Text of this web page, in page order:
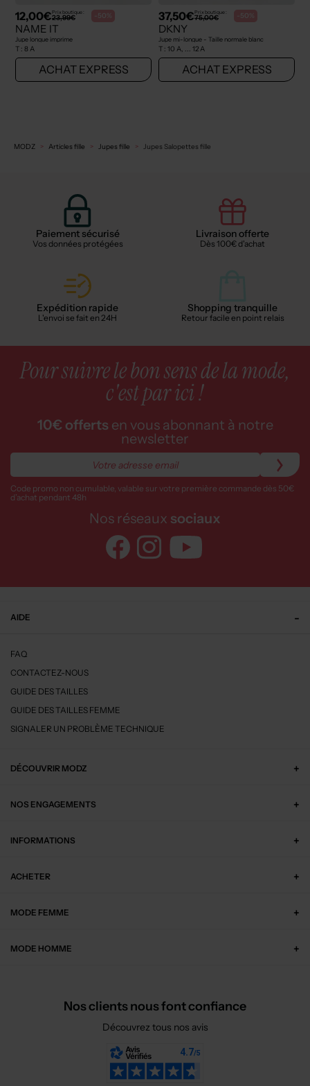
12,00€Prix boutique :
23,99€ -50%
NAME IT
Jupe longue imprime
T : 8 A
ACHAT EXPRESS
37,50€Prix boutique :
75,00€ -50%
DKNY
Jupe mi-longue - Taille normale blanc
T : 10 A, ... 12 A
ACHAT EXPRESS
MODZ Articles fille Jupes fille Jupes Salopettes fille
Paiement sécurisé
Vos données protégées
Livraison offerte
Dès 100€ d'achat
Expédition rapide
L'envoi se fait en 24H
Shopping tranquille
Retour facile en point relais
Pour suivre le bon sens de la mode,
c'est par ici !
10€ offerts en vous abonnant à notre
newsletter
Code promo non cumulable, valable sur votre première commande dès 50€
d’achat pendant 48h
Nos réseaux sociaux
AIDE
FAQ
CONTACTEZ-NOUS
GUIDE DES TAILLES
GUIDE DES TAILLES FEMME
SIGNALER UN PROBLÈME TECHNIQUE
DÉCOUVRIR MODZ
NOS ENGAGEMENTS
INFORMATIONS
ACHETER
MODE FEMME
MODE HOMME
Nos clients nous font confiance
Découvrez tous nos avis